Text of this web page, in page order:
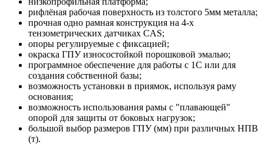
рифлёная рабочая поверхность из толстого 5мм металла;
прочная одно рамная конструкция на 4-х
тензометрических датчиках CAS;
опоры регулируемые с фиксацией;
окраска ГПУ износостойкой порошковой эмалью;
программное обеспечение для работы с 1С или для
создания собственной базы;
возможность установки в приямок, используя раму
основания;
возможность использования рамы с "плавающей"
опорой для защиты от боковых нагрузок;
большой выбор размеров ГПУ (мм) при различных НПВ
(т).